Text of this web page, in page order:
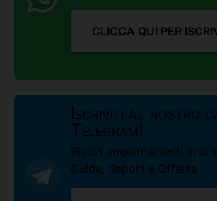
CLICCA QUI PER
Iscriviti al nostro
Telegram!
Ricevi aggiornamenti in
Guide, Report e Offerte